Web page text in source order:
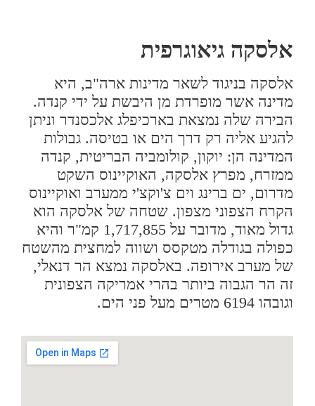
אלסקה גיאוגרפית
אלסקה בניגוד לשאר מדינות ארה"ב, היא
מדינה אשר מופרדת מן היבשת על ידי קנדה.
הבירה שלה נמצאת בארכיפלג אלכסנדר וניתן
להגיע אליה רק דרך הים או בטיסה. גבולות
המדינה הן: יוקון, קולומביה הבריטית, קנדה
ממזרח, מפרץ אלסקה, האוקיינוס השקט
מדרום, ים ברינג וים צ'וקצ'י ממערב ואוקיינוס
הקרח הצפוני מצפון. שטחה של אלסקה הוא
גדול מאוד, מדובר על 1,717,855 קמ"ר והיא
כפולה בגודלה מטקסס ושווה למחצית מהשטח
של מערב אירופה. באלסקה נמצא הר דנאלי,
זה הר הגבוה ביותר בהרי אמריקה הצפונית
וגובהו 6194 מטרים מעל פני הים.